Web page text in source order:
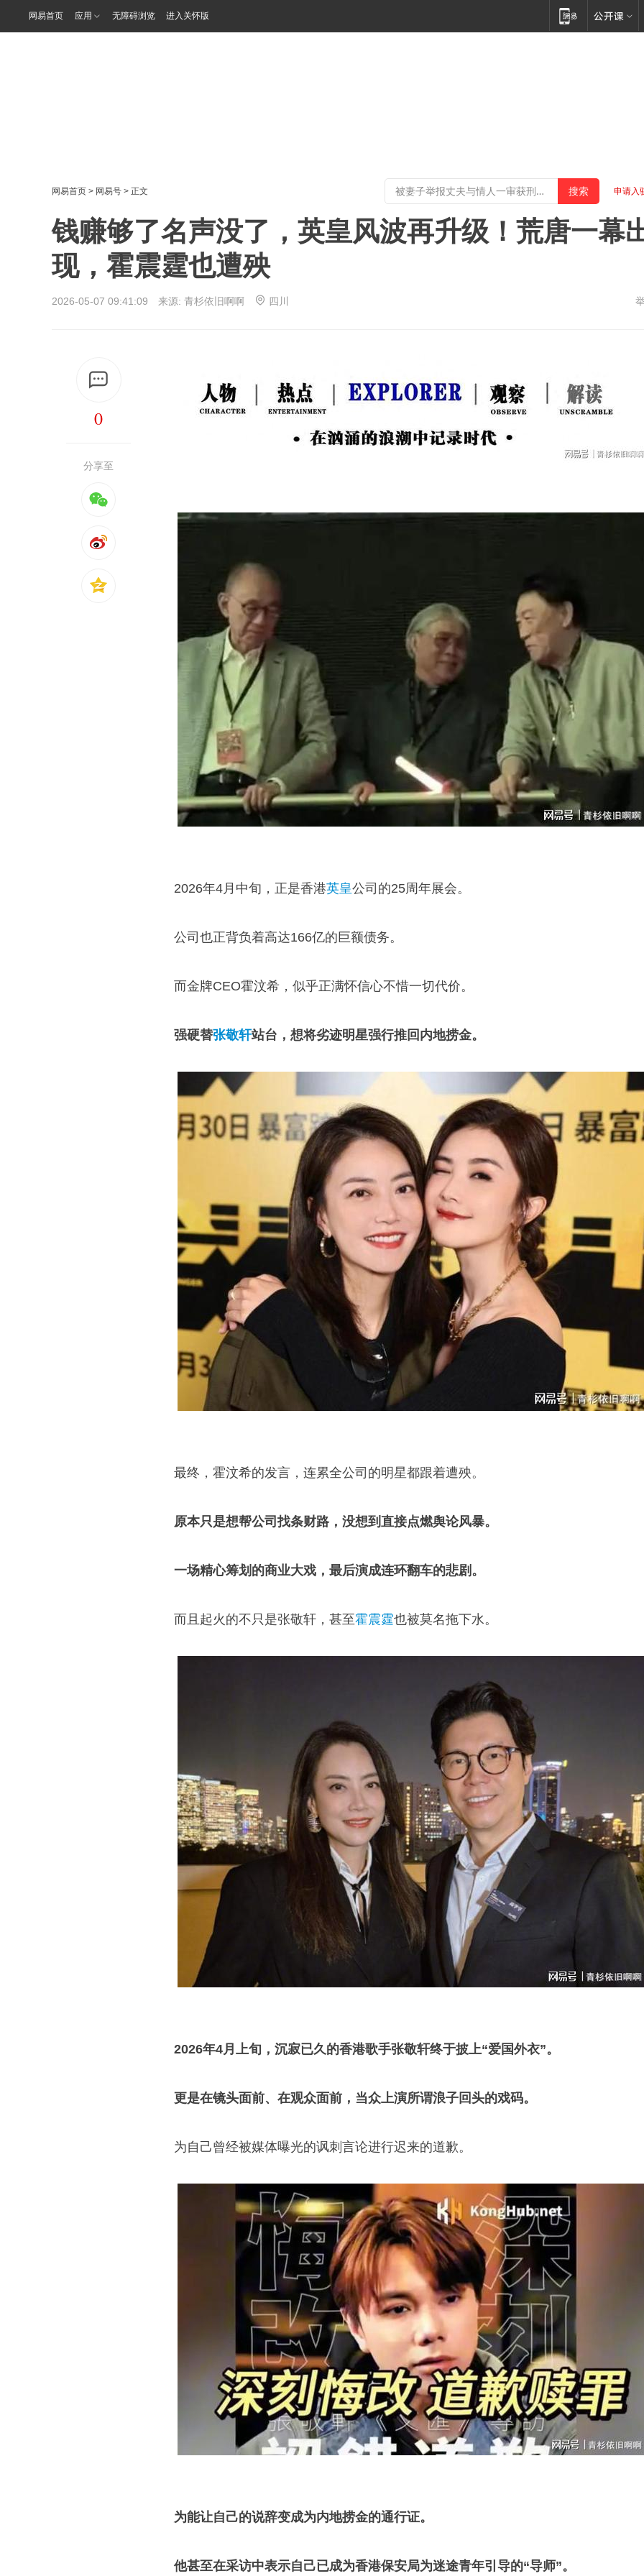
网易首页 应用 无障碍浏览 进入关怀版
网易首页 > 网易号 > 正文 申请入
钱赚够了名声没了，英皇风波再升级！荒唐一幕
现，霍震霆也遭殃
2026-05-07 09:41:09 来源: 青杉依旧啊啊 四川
0
分享至
2026年4月中旬，正是香港英皇公司的25周年展会。
公司也正背负着高达166亿的巨额债务。
而金牌CEO霍汶希，似乎正满怀信心不惜一切代价。
强硬替张敬轩站台，想将劣迹明星强行推回内地捞金。
最终，霍汶希的发言，连累全公司的明星都跟着遭殃。
原本只是想帮公司找条财路，没想到直接点燃舆论风暴。
一场精心筹划的商业大戏，最后演成连环翻车的悲剧。
而且起火的不只是张敬轩，甚至霍震霆也被莫名拖下水。
2026年4月上旬，沉寂已久的香港歌手张敬轩终于披上“爱国外衣”。
更是在镜头面前、在观众面前，当众上演所谓浪子回头的戏码。
为自己曾经被媒体曝光的讽刺言论进行迟来的道歉。
为能让自己的说辞变成为内地捞金的通行证。
他甚至在采访中表示自己已成为香港保安局为迷途青年引导的“导师”。